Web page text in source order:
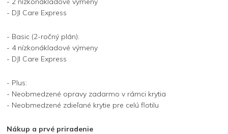
- DJI Care Express
- Basic (2-ročný plán):
- 4 nízkonákladové výmeny
- DJI Care Express
- Plus:
- Neobmedzené opravy zadarmo v rámci krytia
- Neobmedzené zdieľané krytie pre celú flotilu
Nákup a prvé priradenie